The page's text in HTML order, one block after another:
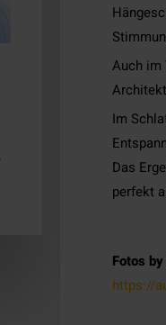
Auch im
Im
Das
perfekt
Fotos
https://